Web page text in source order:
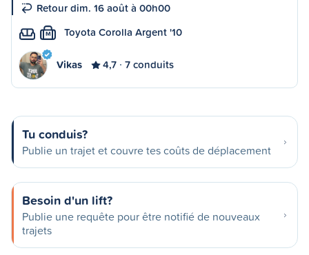
Retour dim. 16 août à 00h00
M Toyota Corolla Argent '10
Vikas 4,7 7 conduits
Tu conduis?
Publie un trajet et couvre tes coûts de déplacement
Besoin d'un lift?
Publie une requête pour être notifié de nouveaux
trajets